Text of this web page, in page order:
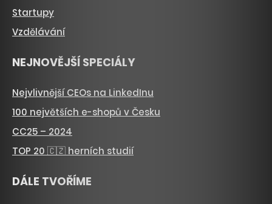
Startupy
Vzdělávání
NEJNOVĚJŠÍ SPECIÁLY
Nejvlivnější CEOs na LinkedInu
100 největších e-shopů v Česku
CC25 – 2024
TOP 20 🇨🇿 herních studií
DÁLE TVOŘÍME